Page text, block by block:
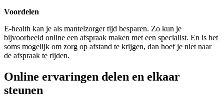
Voordelen
E-health kan je als mantelzorger tijd besparen. Zo kun je
bijvoorbeeld online een afspraak maken met een specialist. En is het
soms mogelijk om zorg op afstand te krijgen, dan hoef je niet naar
de afspraak te rijden.
Online ervaringen delen en elkaar
steunen